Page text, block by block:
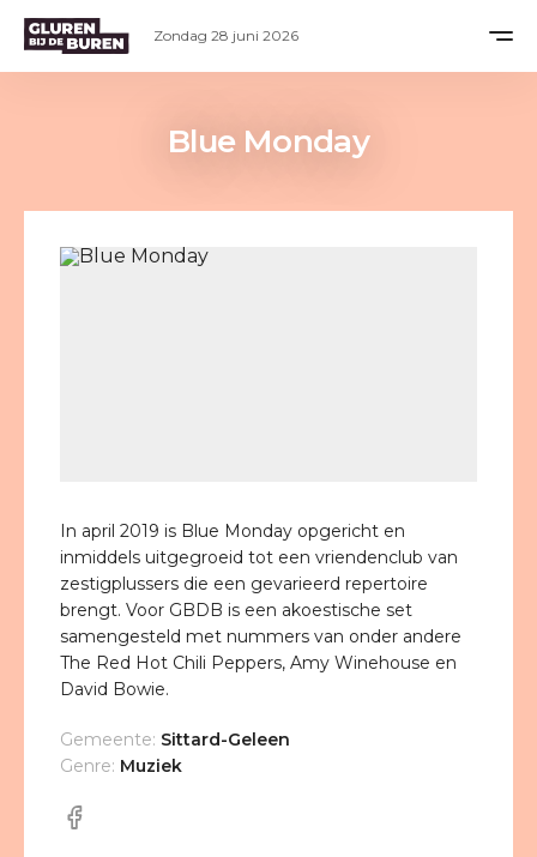
Blue Monday
In april 2019 is Blue Monday opgericht en
inmiddels uitgegroeid tot een vriendenclub van
zestigplussers die een gevarieerd repertoire
brengt. Voor GBDB is een akoestische set
samengesteld met nummers van onder andere
The Red Hot Chili Peppers, Amy Winehouse en
David Bowie.
Gemeente: Sittard-Geleen
Genre: Muziek
Zondag 28 juni 2026